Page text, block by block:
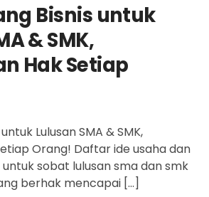
Bisnis untuk
& SMK,
Hak Setiap
Lulusan SMA & SMK,
Orang! Daftar ide usaha dan
sobat lulusan sma dan smk
berhak mencapai […]